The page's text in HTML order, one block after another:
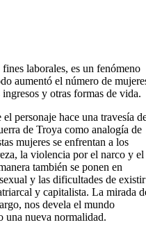
laborales, es un fenómeno
aumentó el número de
y otras formas de vida.
personaje hace una travesía
de Troya como analogía de
mujeres se enfrentan a los
la violencia por el narco y el
también se ponen en
y las dificultades de existir
y capitalista. La mirada
nos devela el mundo
una nueva normalidad.